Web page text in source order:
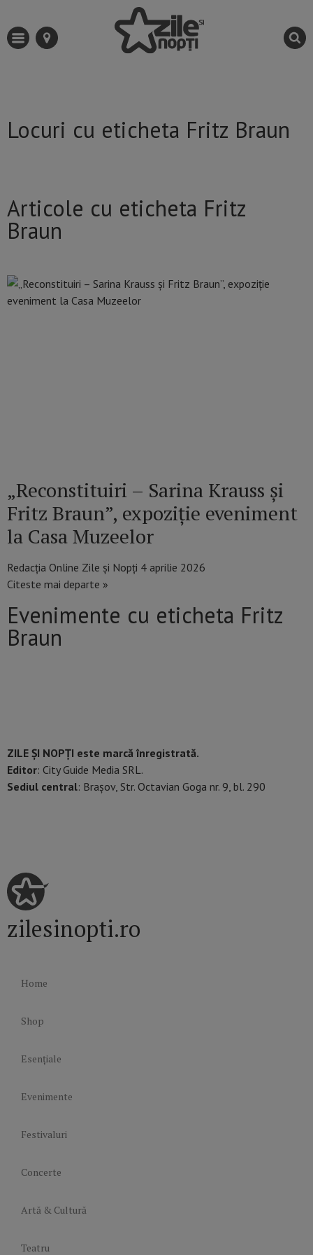
Locuri cu eticheta Fritz Braun
Articole cu eticheta Fritz
Braun
„Reconstituiri – Sarina Krauss și
Fritz Braun”, expoziție eveniment
la Casa Muzeelor
Redacția Online Zile și Nopți 4 aprilie 2026
Citeste mai departe »
Evenimente cu eticheta Fritz
Braun
ZILE ȘI NOPȚI este marcă înregistrată.
Editor: City Guide Media SRL.
Sediul central: Brașov, Str. Octavian Goga nr. 9, bl. 290
zilesinopti.ro
Home
Shop
Esențiale
Evenimente
Festivaluri
Concerte
Artă & Cultură
Teatru